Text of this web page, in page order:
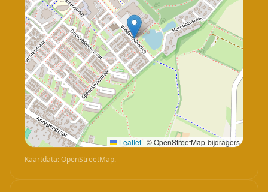
Leaflet | © OpenStreetMap-bijdragers
Kaartdata: OpenStreetMap.